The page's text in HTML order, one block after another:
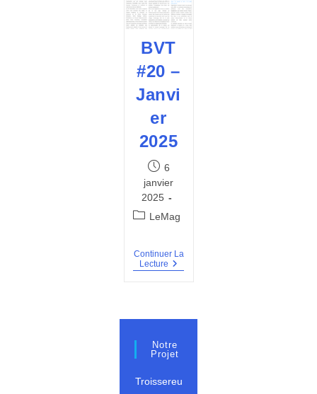
BVT
#20 –
Janvi
er
2025
Publication
publiée :
6
janvier
2025
PostLeMag
Continuer La
Lecture BVT
Notre
Projet
Troissereu